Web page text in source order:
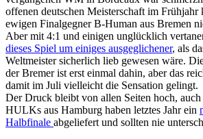
offenen deutschen Meisterschaft im Frühjahr
ewigen Finalgegner B-Human aus Bremen
Aber mit 4:1 und einigen unglücklich
dieses Spiel um einiges ausgeglichener, als
Weltmeister sicherlich lieb gewesen wäre.
der Bremer ist erst einmal dahin, aber das
damit im Juli vielleicht die Sensation gelingt.
Der Druck bleibt von allen Seiten hoch,
HULKs aus Hamburg haben letztes Jahr ein
Halbfinale abgeliefert und sollten nie